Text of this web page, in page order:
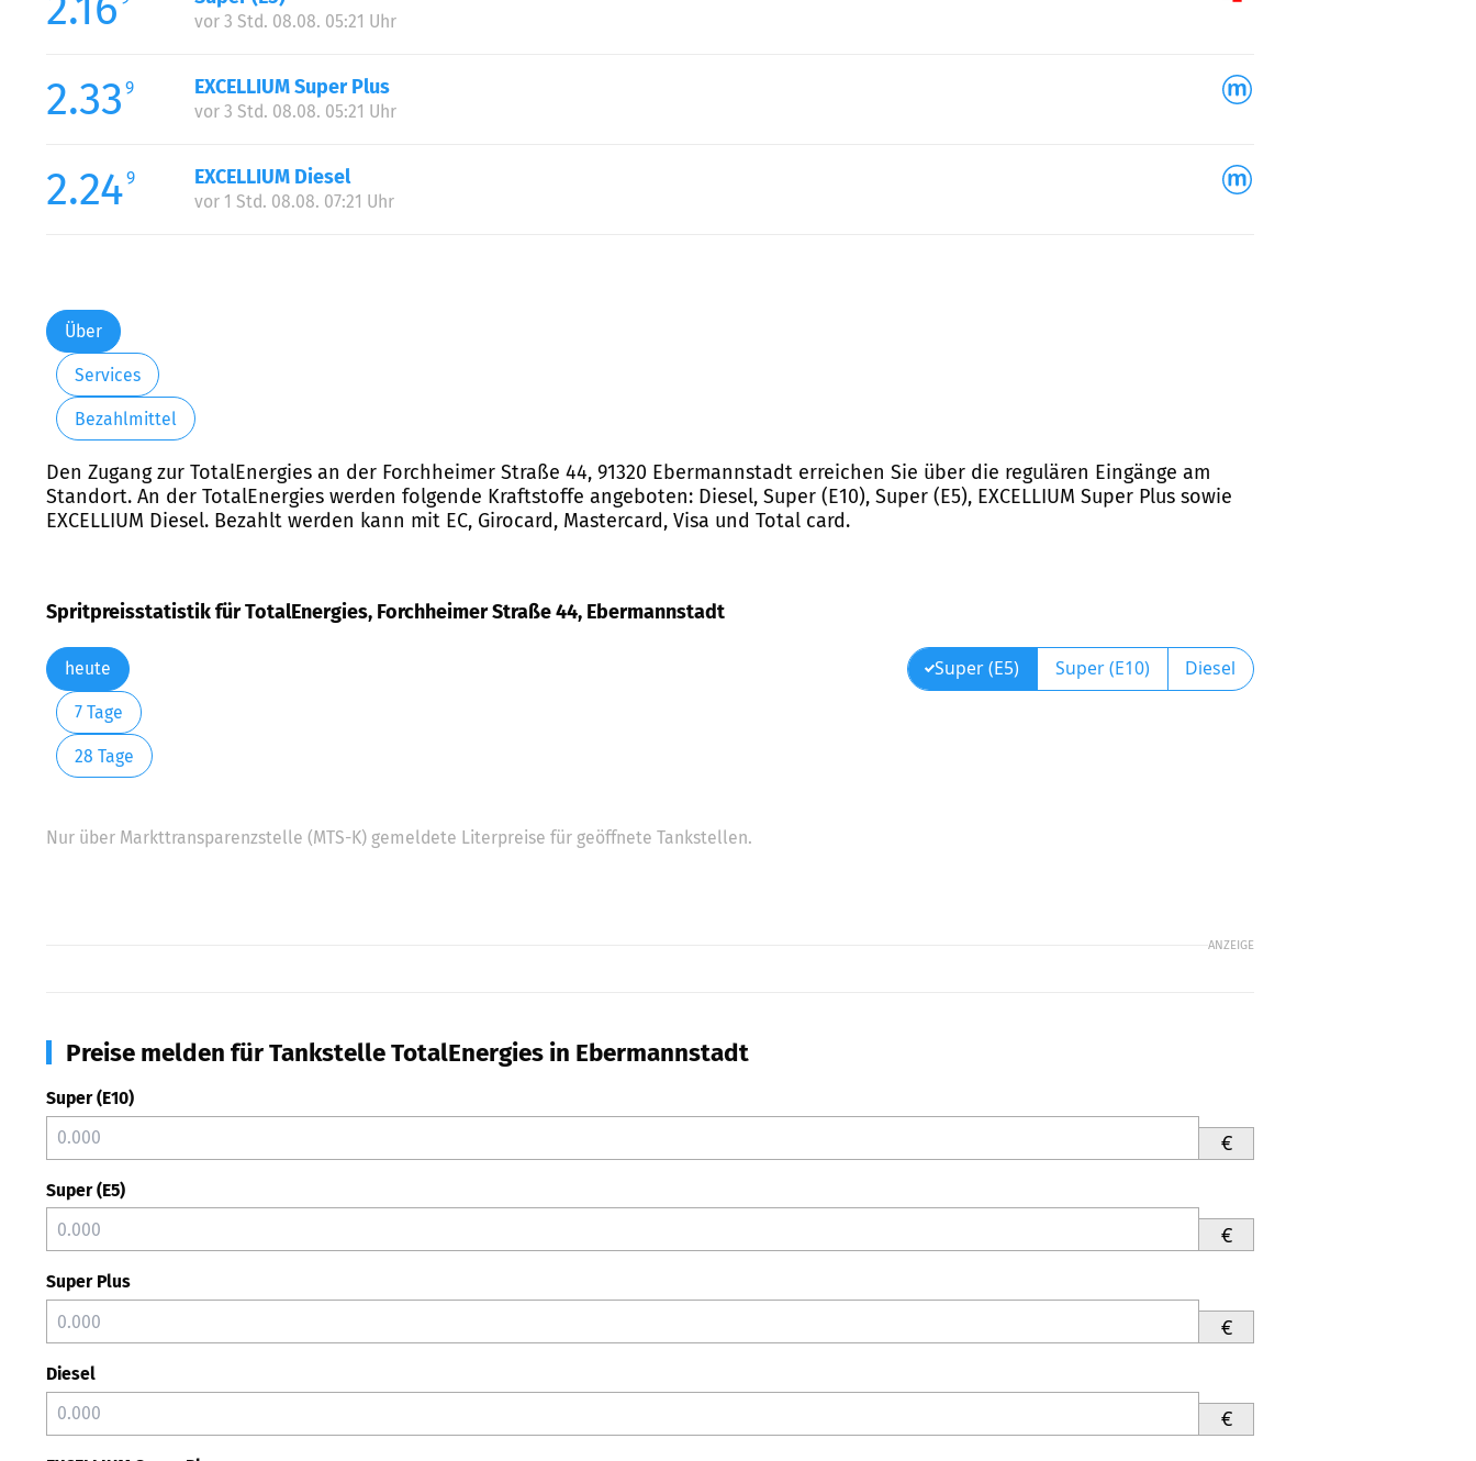
vor 3 Std. 08.08. 05:21 Uhr
2.33 9 EXCELLIUM Super Plus
vor 3 Std. 08.08. 05:21 Uhr
2.249 EXCELLIUM Diesel
vor 1 Std. 08.08. 07:21 Uhr
Über
Services
Bezahlmittel
Den Zugang zur TotalEnergies an der Forchheimer Straße 44, 91320 Ebermannstadt erreichen Sie über die regulären Eingänge am
Standort. An der TotalEnergies werden folgende Kraftstoffe angeboten: Diesel, Super (E10), Super (E5), EXCELLIUM Super Plus sowie
EXCELLIUM Diesel. Bezahlt werden kann mit EC, Girocard, Mastercard, Visa und Total card.
Spritpreisstatistik für TotalEnergies, Forchheimer Straße 44, Ebermannstadt
heute
7 Tage
28 Tage
Super (E5) Super (E10) Diesel
Nur über Markttransparenzstelle (MTS-K) gemeldete Literpreise für geöffnete Tankstellen.
ANZEIGE
Preise melden für Tankstelle TotalEnergies in Ebermannstadt
Super (E10)
€
Super (E5)
€
Super Plus
€
Diesel
€